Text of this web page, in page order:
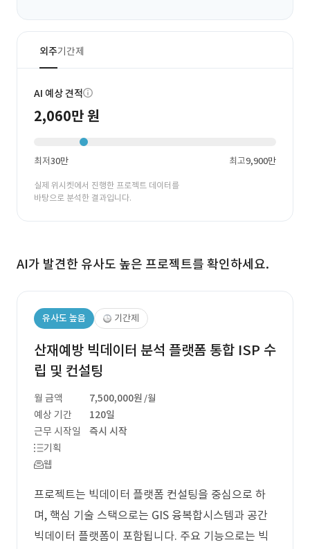
외주기간제
AI 예상 견적
2,060만 원
최저30만 최고9,900만
실제 위시켓에서 진행한 프로젝트 데이터를
바탕으로 분석한 결과입니다.
AI가 발견한 유사도 높은 프로젝트를 확인하세요.
유사도 높음 기간제
산재예방 빅데이터 분석 플랫폼 통합 ISP 수
립 및 컨설팅
월 금액 7,500,000원 /월
예상 기간
120일
근무 시작일
즉시 시작
기획
웹
프로젝트는 빅데이터 플랫폼 컨설팅을 중심으로 하
며, 핵심 기술 스택으로는 GIS 융복합시스템과 공간
빅데이터 플랫폼이 포함됩니다. 주요 기능으로는 빅